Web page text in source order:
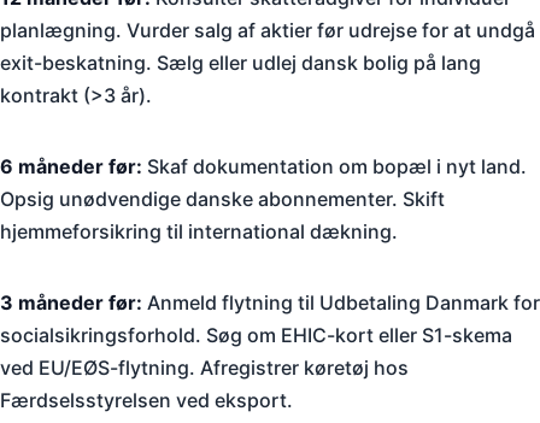
planlægning. Vurder salg af aktier før udrejse for at undgå
exit-beskatning. Sælg eller udlej dansk bolig på lang
kontrakt (>3 år).
6 måneder før: Skaf dokumentation om bopæl i nyt land.
Opsig unødvendige danske abonnementer. Skift
hjemmeforsikring til international dækning.
3 måneder før: Anmeld flytning til Udbetaling Danmark for
socialsikringsforhold. Søg om EHIC-kort eller S1-skema
ved EU/EØS-flytning. Afregistrer køretøj hos
Færdselsstyrelsen ved eksport.